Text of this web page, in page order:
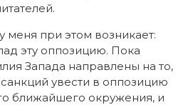
меня при этом возникает:
эту оппозицию. Пока
Запада направлены на то,
увести в оппозицию
ближайшего окружения, и